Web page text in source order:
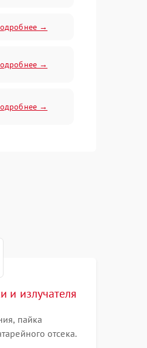
→
→
→
→
→
и излучателя
пайка
отсека.